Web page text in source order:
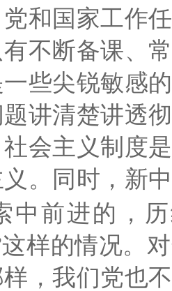
和国家工作
不断备课、
些尖锐敏感
讲清楚讲透
会主义制度
。同时，新
中前进的，
样的情况。
，我们党也